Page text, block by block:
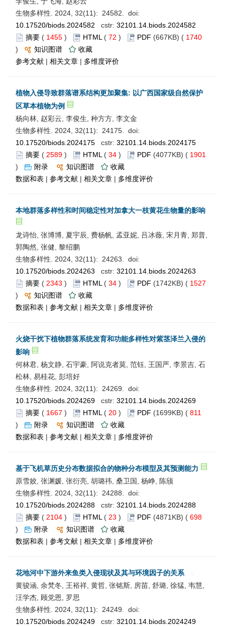
生物多样性. 2024, 32(11): 24582. doi:
10.17520/biods.2024582 cstr: 32101.14.biods.2024582
摘要 ( 1455 ) HTML ( 72 ) PDF (667KB) ( 1740
)
知识图谱
收藏
参考文献 | 相关文章 | 多维度评价
植物入侵导致群落谱系结构更加聚集: 以广西国家级自然保护
区草本植物为例
杨向林, 赵彩云, 李俊生, 种方方, 李文金
生物多样性. 2024, 32(11): 24175. doi:
10.17520/biods.2024175 cstr: 32101.14.biods.2024175
摘要 ( 2589 ) HTML ( 34 ) PDF (4077KB) ( 1901
)
附录 知识图谱
收藏
数据和表 | 参考文献 | 相关文章 | 多维度评价
本地群落多样性和时间稳定性对加拿大一枝黄花生物量的影响
龙诗怡, 张博博, 夏宇辰, 费杨帆, 孟亚妮, 吕冰薇, 宋月青, 郑普,
郭陶然, 张健, 黎绍鹏
生物多样性. 2024, 32(11): 24263. doi:
10.17520/biods.2024263 cstr: 32101.14.biods.2024263
摘要 ( 2343 ) HTML ( 34 ) PDF (1742KB) ( 1527
)
知识图谱
收藏
数据和表 | 参考文献 | 相关文章 | 多维度评价
火烧干扰下植物群落系统发育和功能多样性对紫茎泽兰入侵的
影响
何林君, 杨文静, 石宇豪, 阿说克者莫, 范钰, 王国严, 李景吉, 石
松林, 易桂花, 彭培好
生物多样性. 2024, 32(11): 24269. doi:
10.17520/biods.2024269 cstr: 32101.14.biods.2024269
摘要 ( 1667 ) HTML ( 20 ) PDF (1699KB) ( 811
)
附录 知识图谱
收藏
数据和表 | 参考文献 | 相关文章 | 多维度评价
基于飞机草历史分布数据拟合的物种分布模型及其预测能力
原雪姣, 张渊媛, 张衍亮, 胡璐祎, 桑卫国, 杨峥, 陈颀
生物多样性. 2024, 32(11): 24288. doi:
10.17520/biods.2024288 cstr: 32101.14.biods.2024288
摘要 ( 2104 ) HTML ( 23 ) PDF (4871KB) ( 698
)
附录 知识图谱
收藏
数据和表 | 参考文献 | 相关文章 | 多维度评价
花地河中下游外来鱼类入侵现状及其与环境因子的关系
黄骏涵, 余梵冬, 王裕祥, 黄哲, 张铭斯, 房苗, 舒璐, 徐猛, 韦慧,
汪学杰, 顾党恩, 罗思
生物多样性. 2024, 32(11): 24249. doi:
10.17520/biods.2024249 cstr: 32101.14.biods.2024249